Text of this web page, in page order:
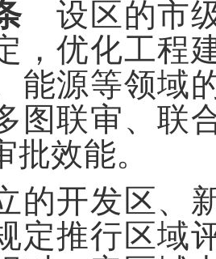
设区的市
，优化工程
能源等领域
图联审、联
效能。
的开发区、
定推行区域